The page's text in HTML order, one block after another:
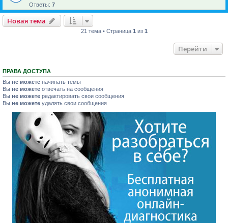
Ответы: 7
Новая тема
21 тема • Страница 1 из 1
Перейти
ПРАВА ДОСТУПА
Вы не можете начинать темы
Вы не можете отвечать на сообщения
Вы не можете редактировать свои сообщения
Вы не можете удалять свои сообщения